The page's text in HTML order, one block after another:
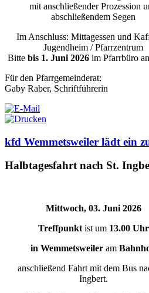
mit anschließender Prozession
abschließendem Segen
Im Anschluss: Mittagessen und
Jugendheim / Pfarrzentrum
Bittebis 1. Juni 2026 im Pfarrbüro
Für den Pfarrgemeinderat:
Gaby Raber, Schriftführerin
kfd Wemmetsweiler lädt ein
Halbtagesfahrt nach St.
Mittwoch, 03. Juni 2026
Treffpunktist um 13.00 Uhr
in Wemmetsweiler am
anschließend Fahrt mit dem Bus
Ingbert.